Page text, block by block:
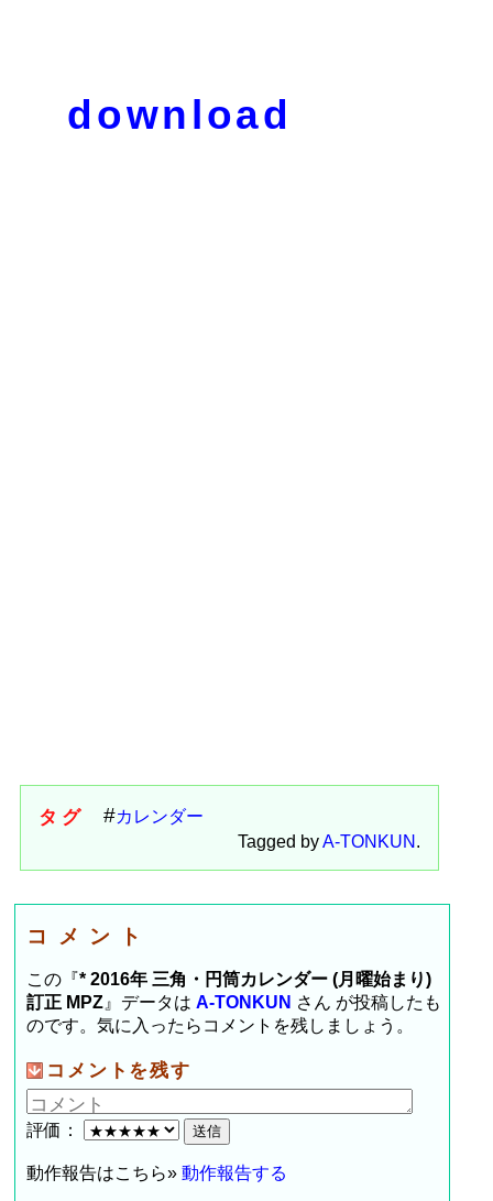
download
タグ
カレンダー
Tagged byA-TONKUN .
コメント
この『* 2016年 三角・円筒カレンダー (月曜始まり)
訂正 MPZ 』データはA-TONKUN さん が投稿したも
のです。気に入ったらコメントを残しましょう。
コメントを残す
評価：
動作報告はこちら»動作報告する